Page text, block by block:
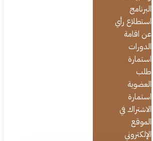
البرنامج
استطلاع رأي
عن اقامة
الدورات
استمارة
طلب
العضوية
استمارة
الاشتراك في
الموقع
الإلكتروني